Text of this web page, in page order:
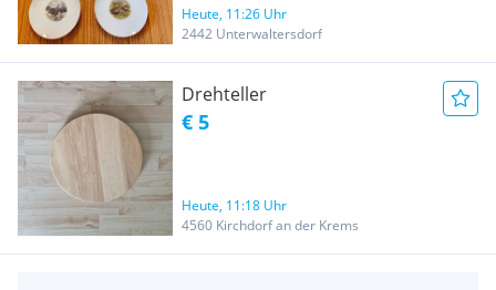
Heute, 11:26 Uhr
2442 Unterwaltersdorf
Drehteller
€ 5
Heute, 11:18 Uhr
4560 Kirchdorf an der Krems